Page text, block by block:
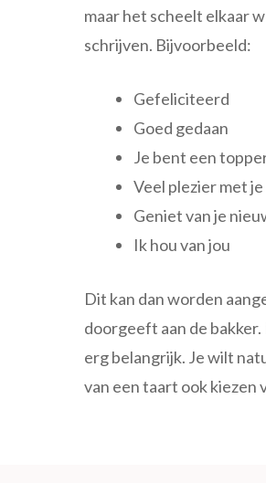
maar het scheelt elkaar
schrijven. Bijvoorbeeld:
Gefeliciteerd
Goed gedaan
Je bent een
Veel plezier met
Geniet van je
Ik hou van jou
Dit kan dan worden
doorgeeft aan de
erg belangrijk. Je wilt
van een taart ook kiezen